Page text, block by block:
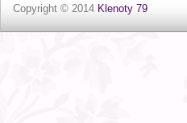
Copyright © 2014 Klenoty 79